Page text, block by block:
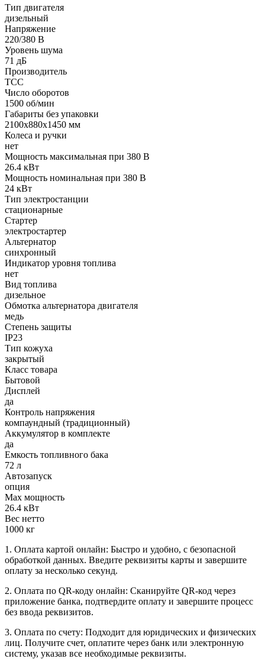
Тип двигателя
дизельный
Напряжение
220/380 В
Уровень шума
71 дБ
Производитель
ТСС
Число оборотов
1500 об/мин
Габариты без упаковки
2100х880х1450 мм
Колеса и ручки
нет
Мощность максимальная при 380 В
26.4 кВт
Мощность номинальная при 380 В
24 кВт
Тип электростанции
стационарные
Стартер
электростартер
Альтернатор
синхронный
Индикатор уровня топлива
нет
Вид топлива
дизельное
Обмотка альтернатора двигателя
медь
Степень защиты
IP23
Тип кожуха
закрытый
Класс товара
Бытовой
Дисплей
да
Контроль напряжения
компаундный (традиционный)
Аккумулятор в комплекте
да
Емкость топливного бака
72 л
Автозапуск
опция
Max мощность
26.4 кВт
Вес нетто
1000 кг
1. Оплата картой онлайн: Быстро и удобно, с безопасной
обработкой данных. Введите реквизиты карты и завершите
оплату за несколько секунд.
2. Оплата по QR-коду онлайн: Сканируйте QR-код через
приложение банка, подтвердите оплату и завершите процесс
без ввода реквизитов.
3. Оплата по счету: Подходит для юридических и физических
лиц. Получите счет, оплатите через банк или электронную
систему, указав все необходимые реквизиты.